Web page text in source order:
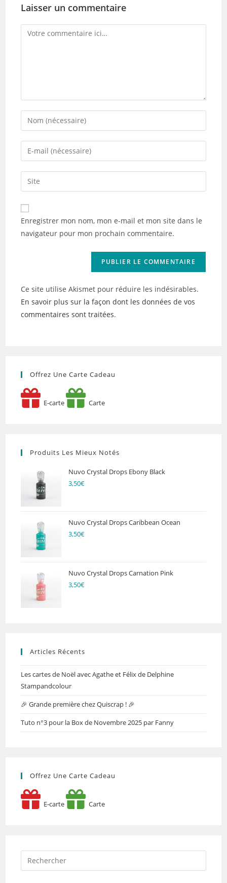
Laisser un commentaire
Comment
Enter
your
name
comment
Enter
your
email
address
comment
Saisir
l’URL
de
votre
(facultatif)
Enregistrer mon nom, mon e-mail et mon site dans le
navigateur pour mon prochain commentaire.
Ce site utilise Akismet pour réduire les indésirables.
En savoir plus sur la façon dont les données de vos
commentaires sont traitées.
Offrez Une Carte Cadeau
E-carte Carte
Produits Les Mieux Notés
Nuvo Crystal Drops Ebony Black
3,50€
Nuvo Crystal Drops Caribbean Ocean
3,50€
Nuvo Crystal Drops Carnation Pink
3,50€
Articles Récents
Les cartes de Noël avec Agathe et Félix de Delphine
Stampandcolour
🎉 Grande première chez Quiscrap ! 🎉
Tuto n°3 pour la Box de Novembre 2025 par Fanny
Offrez Une Carte Cadeau
E-carte Carte